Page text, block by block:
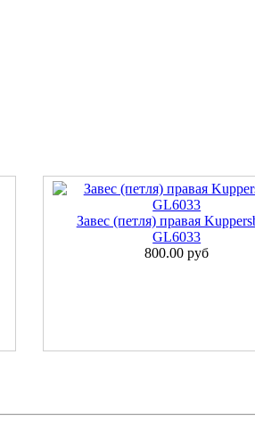
Завес (петля) правая
GL6033
800.00 руб